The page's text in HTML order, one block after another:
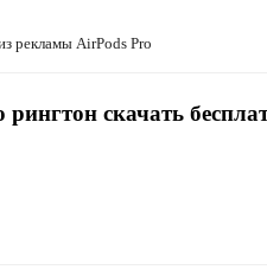
рекламы AirPods Pro
скачать